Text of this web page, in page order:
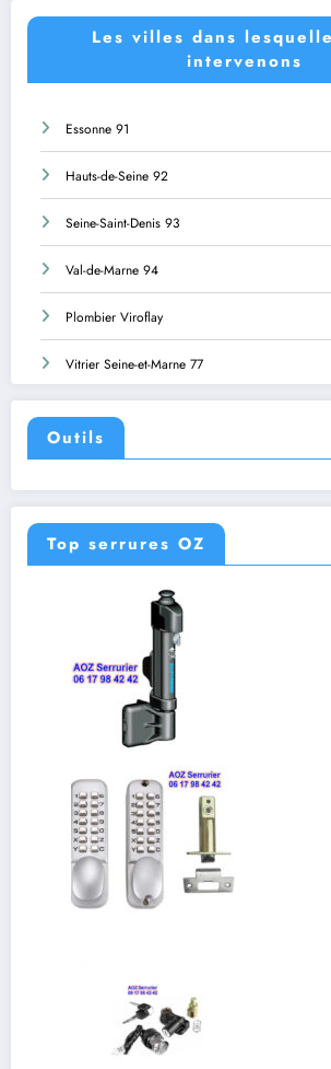
Les villes dans
intervenons
Essonne 91
Hauts-de-Seine 92
Seine-Saint-Denis 93
Val-de-Marne 94
Plombier Viroflay
Vitrier Seine-et-Marne 77
Outils
Top serrures OZ